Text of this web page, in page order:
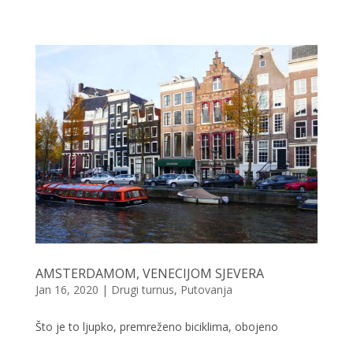
AMSTERDAMOM, VENECIJOM SJEVERA
Jan 16, 2020 | Drugi turnus, Putovanja
Što je to ljupko, premreženo biciklima, obojeno